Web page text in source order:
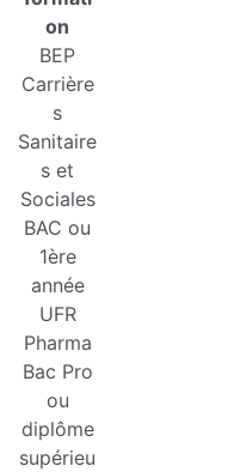
on
BEP
Carrière
s
Sanitaire
s et
Sociales
BAC ou
1ère
année
UFR
Pharma
Bac Pro
ou
diplôme
supérieu